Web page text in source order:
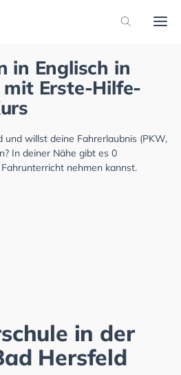
in Englisch in
Erste-Hilfe-
willst deine Fahrerlaubnis (PKW,
In deiner Nähe gibt es 0
nehmen kannst.
in der
Hersfeld